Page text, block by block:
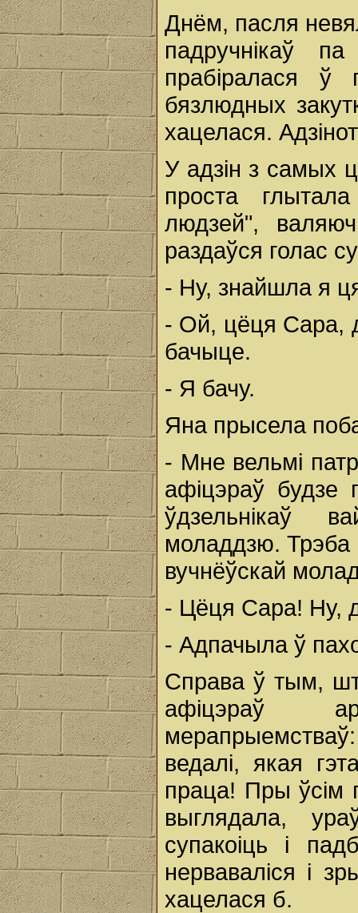
Днём, пасля
падручнікаў па
прабіралася ў
бязлюдных
хацелася.
У адзін з самых
проста
людзей",
раздаўся голас
- Ну, знайшла я
- Ой, цёця Сара,
бачыце.
- Я бачу.
Яна прысела
- Мне вельмі
афіцэраў будзе
ўдзельнікаў
моладдзю. Трэба
вучнёўскай
- Цёця Сара! Ну,
- Адпачыла ў
Справа ў тым,
афіцэраў
мерапрыемстваў:
ведалі, якая
праца! Пры ўсім
выглядала,
супакоіць і
нерваваліся і
хацелася б.